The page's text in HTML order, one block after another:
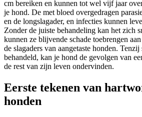
cm bereiken en kunnen tot wel vijf jaar
je hond. De met bloed overgedragen
en de longslagader, en infecties kunnen
Zonder de juiste behandeling kan het zich
kunnen ze blijvende schade toebrengen
de slagaders van aangetaste honden.
behandeld, kan je hond de gevolgen van
de rest van zijn leven ondervinden.
Eerste tekenen van
honden